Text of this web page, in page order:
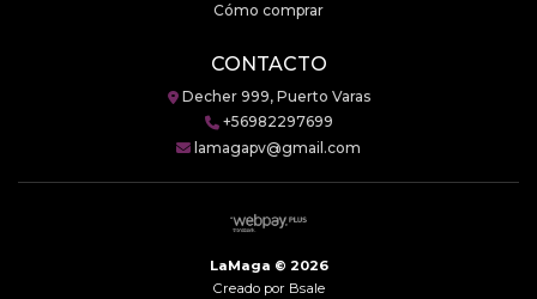
Cómo comprar
CONTACTO
Decher 999, Puerto Varas
+56982297699
lamagapv@gmail.com
LaMaga © 2026
Creado por Bsale